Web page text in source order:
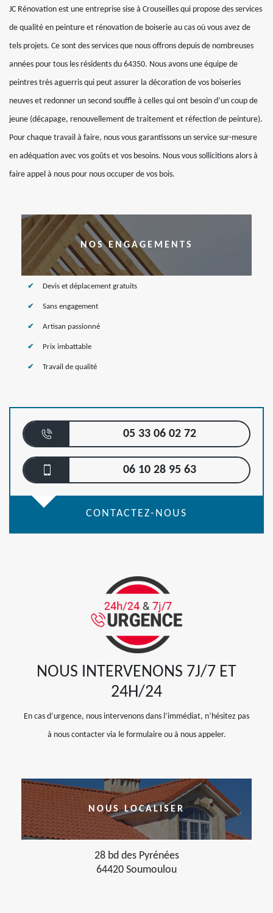
JC Rénovation est une entreprise sise à Crouseilles qui propose des services
de qualité en peinture et rénovation de boiserie au cas où vous avez de
tels projets. Ce sont des services que nous offrons depuis de nombreuses
années pour tous les résidents du 64350. Nous avons une équipe de
peintres très aguerris qui peut assurer la décoration de vos boiseries
neuves et redonner un second souffle à celles qui ont besoin d’un coup de
jeune (décapage, renouvellement de traitement et réfection de peinture).
Pour chaque travail à faire, nous vous garantissons un service sur-mesure
en adéquation avec vos goûts et vos besoins. Nous vous sollicitions alors à
faire appel à nous pour nous occuper de vos bois.
NOS ENGAGEMENTS
Devis et déplacement gratuits
Sans engagement
Artisan passionné
Prix imbattable
Travail de qualité
05 33 06 02 72
06 10 28 95 63
CONTACTEZ-NOUS
NOUS INTERVENONS 7J/7 ET
24H/24
En cas d’urgence, nous intervenons dans l’immédiat, n’hésitez pas
à nous contacter via le formulaire ou à nous appeler.
NOUS LOCALISER
28 bd des Pyrénées
64420 Soumoulou